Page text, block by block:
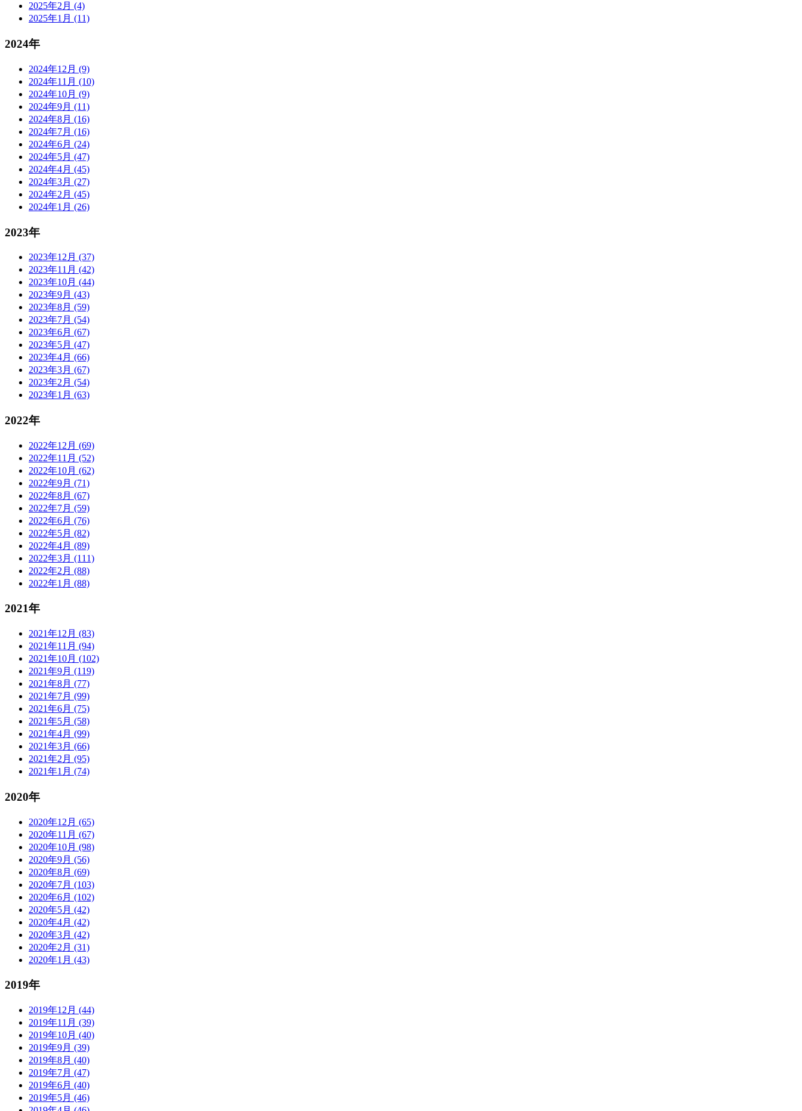
2025年2月 (4)
2025年1月 (11)
2024年
2024年12月 (9)
2024年11月 (10)
2024年10月 (9)
2024年9月 (11)
2024年8月 (16)
2024年7月 (16)
2024年6月 (24)
2024年5月 (47)
2024年4月 (45)
2024年3月 (27)
2024年2月 (45)
2024年1月 (26)
2023年
2023年12月 (37)
2023年11月 (42)
2023年10月 (44)
2023年9月 (43)
2023年8月 (59)
2023年7月 (54)
2023年6月 (67)
2023年5月 (47)
2023年4月 (66)
2023年3月 (67)
2023年2月 (54)
2023年1月 (63)
2022年
2022年12月 (69)
2022年11月 (52)
2022年10月 (62)
2022年9月 (71)
2022年8月 (67)
2022年7月 (59)
2022年6月 (76)
2022年5月 (82)
2022年4月 (89)
2022年3月 (111)
2022年2月 (88)
2022年1月 (88)
2021年
2021年12月 (83)
2021年11月 (94)
2021年10月 (102)
2021年9月 (119)
2021年8月 (77)
2021年7月 (99)
2021年6月 (75)
2021年5月 (58)
2021年4月 (99)
2021年3月 (66)
2021年2月 (95)
2021年1月 (74)
2020年
2020年12月 (65)
2020年11月 (67)
2020年10月 (98)
2020年9月 (56)
2020年8月 (69)
2020年7月 (103)
2020年6月 (102)
2020年5月 (42)
2020年4月 (42)
2020年3月 (42)
2020年2月 (31)
2020年1月 (43)
2019年
2019年12月 (44)
2019年11月 (39)
2019年10月 (40)
2019年9月 (39)
2019年8月 (40)
2019年7月 (47)
2019年6月 (40)
2019年5月 (46)